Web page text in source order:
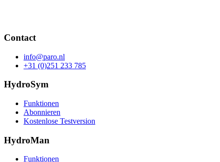
Contact
info@paro.nl
+31 (0)251 233 785
HydroSym
Funktionen
Abonnieren
Kostenlose Testversion
HydroMan
Funktionen